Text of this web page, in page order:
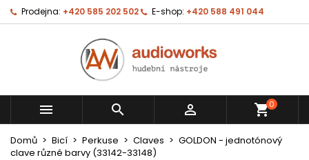
Prodejna: +420 585 202 502 E-shop: +420 588 491 044
   shopping_cart0
Domů Bicí Perkuse Claves
GOLDON - jednotónový
clave různé barvy (33142-33148)